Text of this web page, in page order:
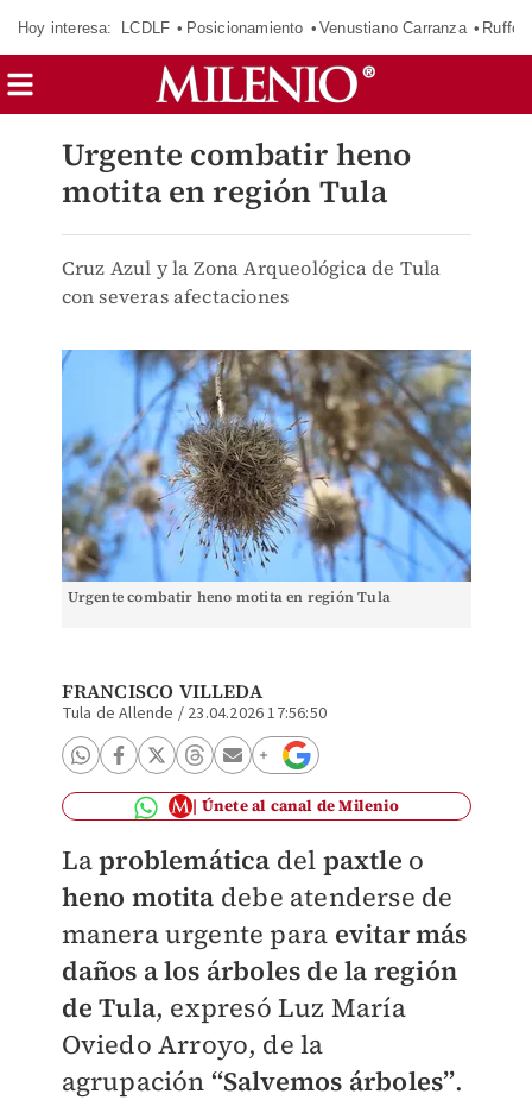
Hoy interesa: LCDLF Posicionamiento Venustiano Carranza Ruffo
Urgente combatir heno
motita en región Tula
Cruz Azul y la Zona Arqueológica de Tula
con severas afectaciones
Urgente combatir heno motita en región Tula
FRANCISCO VILLEDA
Tula de Allende / 23.04.2026 17:56:50
Únete al canal de Milenio
Laproblemática del paxtle o
heno motita debe atenderse de
manera urgente para evitar más
daños a los árboles de la región
de Tula, expresó Luz María
Oviedo Arroyo, de la
agrupación “Salvemos árboles”.